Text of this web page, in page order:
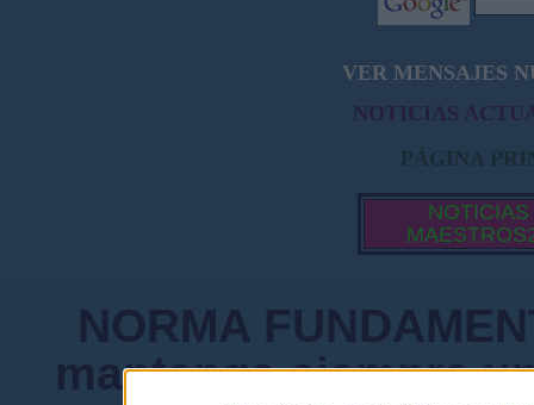
VER MENSAJES
NOTICIAS
PÁGINA
NOTICIAS
NORMA
mantenga siempre